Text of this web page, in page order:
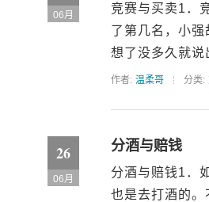
06月
竞赛与买卖1．
了第几名，小
想了没多久就
作者: 温柔哥 分类:
26
06月
分酒与赔钱
分酒与赔钱1．
也是去打酒的。